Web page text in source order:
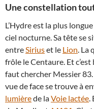
Une constellation
L’Hydre est la plus
ciel nocturne. Sa tête se
entreSiriuset le Lion. La
frôle le Centaure. Et c’est
faut chercher Messier
vue de face se trouve à
lumièrede laVoie lactée.